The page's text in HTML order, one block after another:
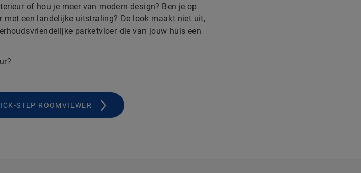
of hou je meer van modern design? Ben je op
met een landelijke uitstraling? De look maakt niet uit,
parketvloer die van jouw huis een
STEP ROOMVIEWER